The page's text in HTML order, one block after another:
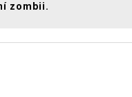
zombii.